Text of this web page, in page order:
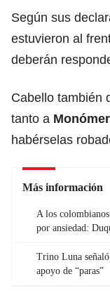
Según sus
estuvieron al
deberán
Cabello también
tanto a
habérselas
Más información
A los
por ansiedad:
Trino Luna
apoyo de “paras”